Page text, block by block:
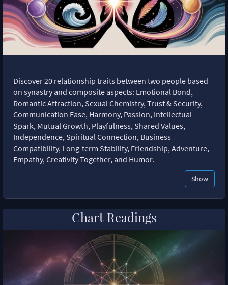
Discover 20 relationship traits between two people based
on synastry and composite aspects: Emotional Bond,
Romantic Attraction, Sexual Chemistry, Trust & Security,
Communication Ease, Harmony, Passion, Intellectual
Spark, Mutual Growth, Playfulness, Shared Values,
Independence, Spiritual Connection, Business
Compatibility, Long-term Stability, Friendship, Adventure,
Empathy, Creativity Together, and Humor.
Show
Chart Readings